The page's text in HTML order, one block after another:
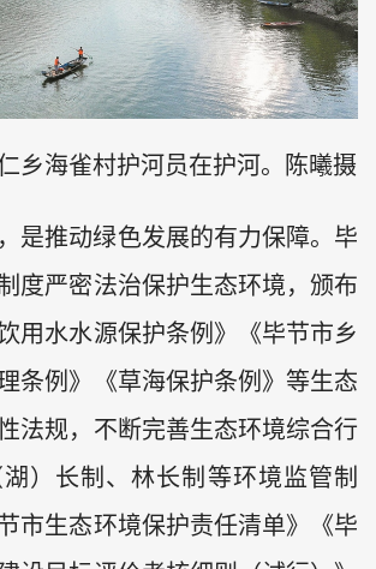
乡海雀村护河员在护河。陈曦摄
是推动绿色发展的有力保障。毕
度严密法治保护生态环境，颁布
用水水源保护条例》《毕节市乡
条例》《草海保护条例》等生态
法规，不断完善生态环境综合行
）长制、林长制等环境监管制
市生态环境保护责任清单》《毕